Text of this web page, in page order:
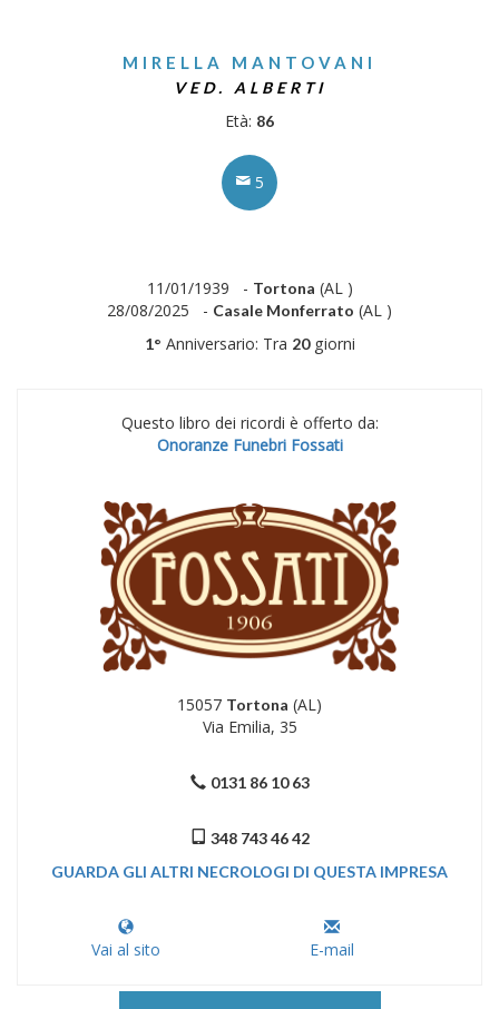
MIRELLA MANTOVANI
VED. ALBERTI
Età: 86
5
11/01/1939 - Tortona (AL )
28/08/2025 - Casale Monferrato (AL )
1° Anniversario: Tra 20giorni
Questo libro dei ricordi è offerto da:
Onoranze Funebri Fossati
15057 Tortona (AL)
Via Emilia, 35
0131 86 10 63
348 743 46 42
GUARDA GLI ALTRI NECROLOGI DI QUESTA IMPRESA
Vai al sito E-mail